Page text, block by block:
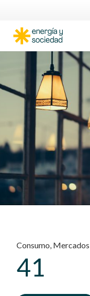
Consumo, Mercados
41